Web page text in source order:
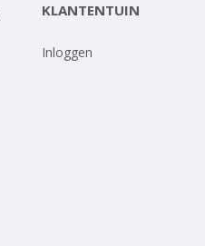
KLANTENTUIN
Inloggen